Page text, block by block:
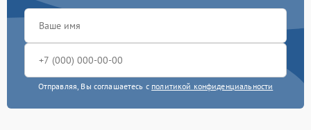
Отправляя, Вы соглашаетесь с политикой конфиденциальности